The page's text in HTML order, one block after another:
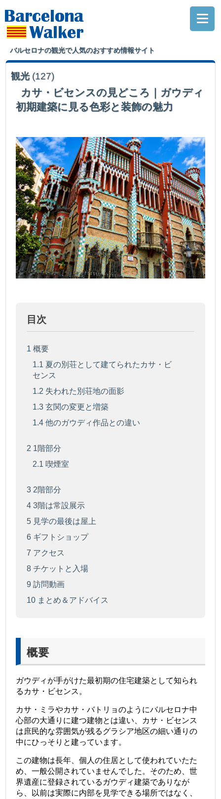
バルセロナの観光で人気のおすすめ情報サイト
観光 (127)
カサ・ビセンスの見どころ｜ガウディ
初期建築に見る色彩と装飾の魅力
目次
1 概要
1.1 夏の別荘として建てられたカサ・ビ
センス
1.2 失われた別荘地の面影
1.3 玄関の変更と増築
1.4 他のガウディ作品との違い
2 1階部分
2.1 喫煙室
3 2階部分
4 3階は常設展示
5 見学の最後は屋上
6 ギフトショップ
7 アクセス
8 チケットと入場
9 訪問動画
10 まとめ＆アドバイス
概要
ガウディが手がけた最初期の住宅建築として知られ
るカサ・ビセンス。
カサ・ミラやカサ・バトリョのようにバルセロナ中
心部の大通りに建つ建物とは違い、カサ・ビセンス
は庶民的な雰囲気が残るグラシア地区の細い通りの
中にひっそりと建っています。
この建物は長年、個人の住居として使われていたた
め、一般公開されていませんでした。そのため、世
界遺産に登録されているガウディ建築でありなが
ら、以前は実際に内部を見学できる場所ではなく、